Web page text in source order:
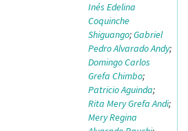
Inés Edelina
Coquinche
Shiguango;Gabriel
Pedro Alvarado Andy;
Domingo Carlos
Grefa Chimbo;
Patricio Aguinda;
Rita Mery Grefa Andi;
Mery Regina